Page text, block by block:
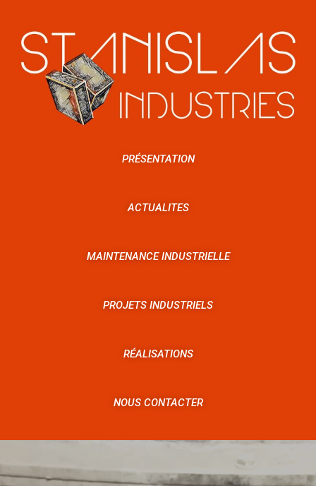
PRÉSENTATION
ACTUALITES
MAINTENANCE INDUSTRIELLE
PROJETS INDUSTRIELS
RÉALISATIONS
NOUS CONTACTER